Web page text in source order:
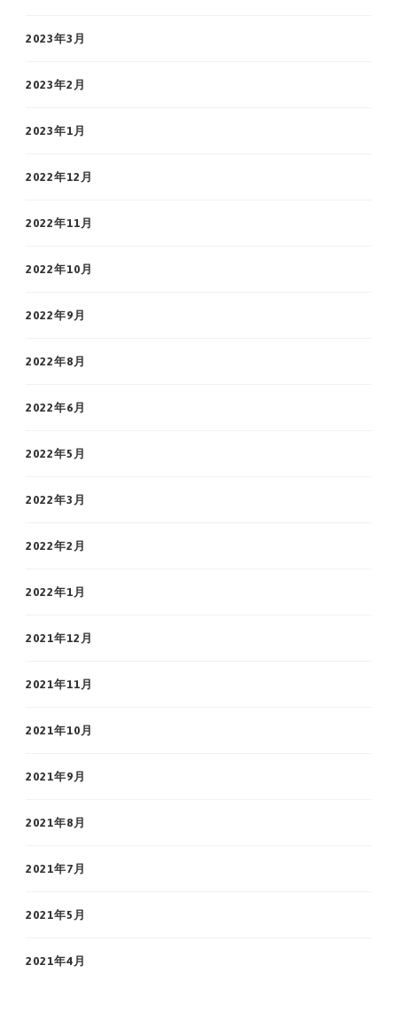
2023年3月
2023年2月
2023年1月
2022年12月
2022年11月
2022年10月
2022年9月
2022年8月
2022年6月
2022年5月
2022年3月
2022年2月
2022年1月
2021年12月
2021年11月
2021年10月
2021年9月
2021年8月
2021年7月
2021年5月
2021年4月